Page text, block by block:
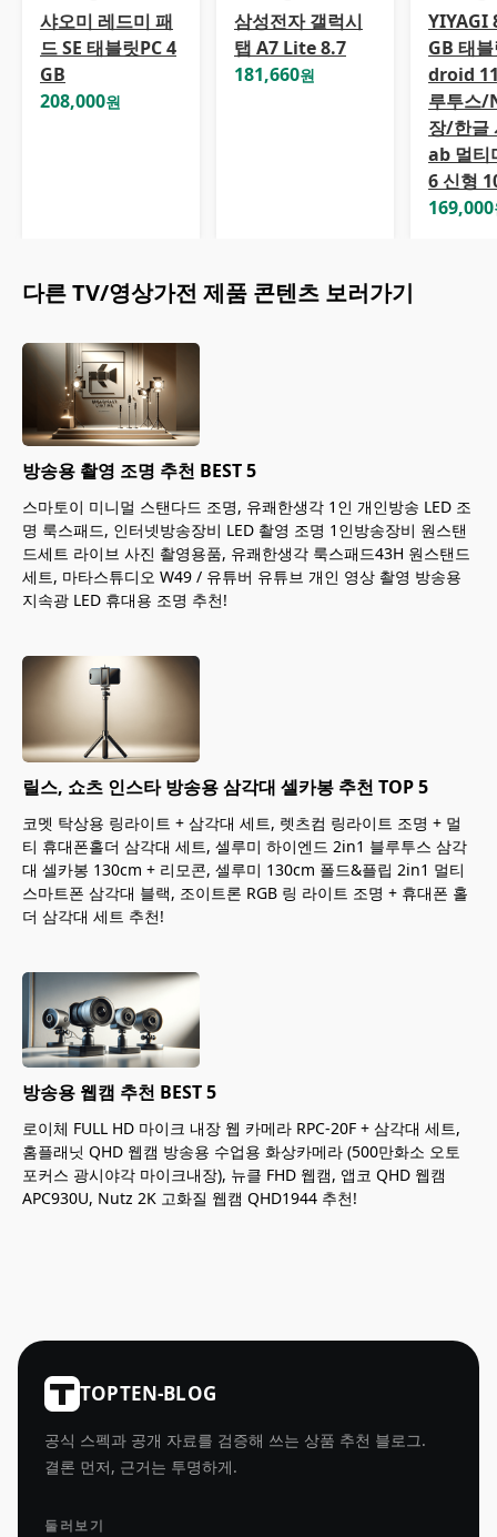
샤오미 레드미 패
드 SE 태블릿PC 4
GB
208,000원
삼성전자 갤럭시
탭 A7 Lite 8.7
181,660원
YIYAGI
GB 태
droid
루투스
장/한글
ab 멀티
6 신형
169,000
다른TV/영상가전 제품 콘텐츠 보러가기
방송용 촬영 조명 추천 BEST 5
스마토이 미니멀 스탠다드 조명, 유쾌한생각 1인 개인방송 LED 조
명 룩스패드, 인터넷방송장비 LED 촬영 조명 1인방송장비 원스탠
드세트 라이브 사진 촬영용품, 유쾌한생각 룩스패드43H 원스탠드
세트, 마타스튜디오 W49 / 유튜버 유튜브 개인 영상 촬영 방송용
지속광 LED 휴대용 조명 추천!
릴스, 쇼츠 인스타 방송용 삼각대 셀카봉 추천 TOP 5
코멧 탁상용 링라이트 + 삼각대 세트, 렛츠컴 링라이트 조명 + 멀
티 휴대폰홀더 삼각대 세트, 셀루미 하이엔드 2in1 블루투스 삼각
대 셀카봉 130cm + 리모콘, 셀루미 130cm 폴드&플립 2in1 멀티
스마트폰 삼각대 블랙, 조이트론 RGB 링 라이트 조명 + 휴대폰 홀
더 삼각대 세트 추천!
방송용 웹캠 추천 BEST 5
로이체 FULL HD 마이크 내장 웹 카메라 RPC-20F + 삼각대 세트,
홈플래닛 QHD 웹캠 방송용 수업용 화상카메라 (500만화소 오토
포커스 광시야각 마이크내장), 뉴클 FHD 웹캠, 앱코 QHD 웹캠
APC930U, Nutz 2K 고화질 웹캠 QHD1944 추천!
TOPTEN-BLOG
공식 스펙과 공개 자료를 검증해 쓰는 상품 추천 블로그.
결론 먼저, 근거는 투명하게.
둘러보기